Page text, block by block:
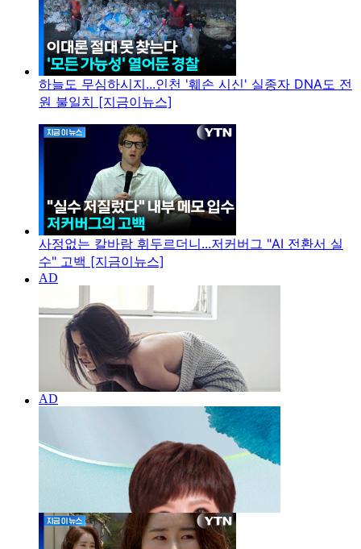
하늘도 무심하시지...인천 '훼손 시신' 실종자 DNA도 전
원 불일치 [지금이뉴스]
사정없는 칼바람 휘두르더니...저커버그 "AI 전환서 실
수" 고백 [지금이뉴스]